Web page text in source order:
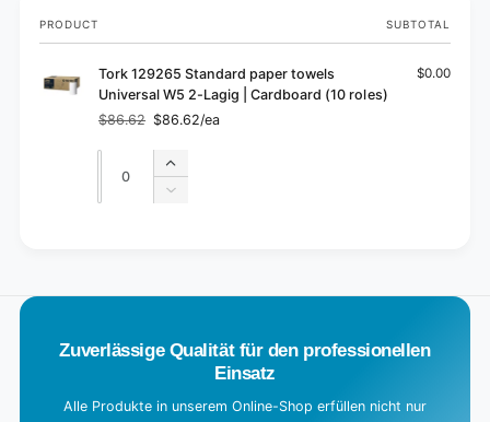
Your
cart
PRODUCT SUBTOTAL
Tork 129265 Standard paper towels
Universal W5 2-Lagig | Cardboard (10 roles)
Regular
price
$86.62
Sale
price
$86.62/ea
$0.00
Quantity
Increase
quantity
Decrease
a
Zuverlässige Qualität für den professionellen
Einsatz
Alle Produkte in unserem Online-Shop erfüllen nicht nur